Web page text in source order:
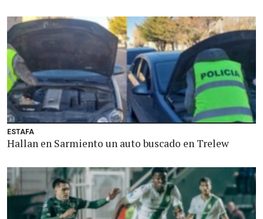
ESTAFA
Hallan en Sarmiento un auto buscado en Trelew